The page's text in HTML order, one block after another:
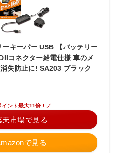
ーキーパー USB 【バッテリー
コネクター給電仕様 車のメ
失防止に! SA203 ブラック
で見る
イント最大11倍！／
天市場で見る